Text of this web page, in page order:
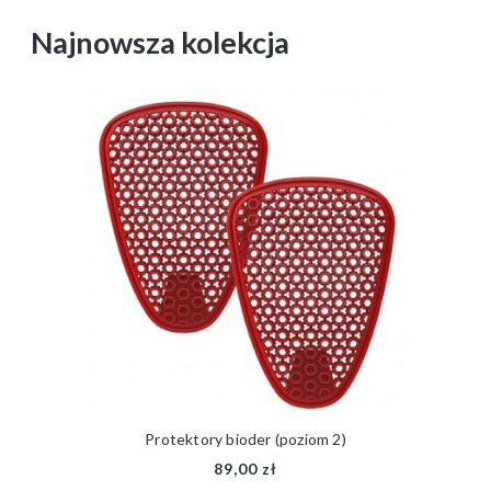
Najnowsza kolekcja
Protektory bioder (poziom 2)
89,00 zł